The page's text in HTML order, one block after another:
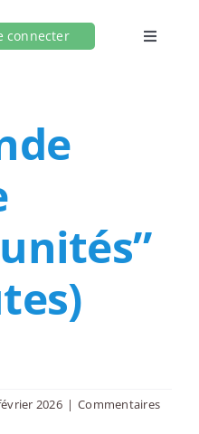
Toggle
connecter
2026 | Commentaires